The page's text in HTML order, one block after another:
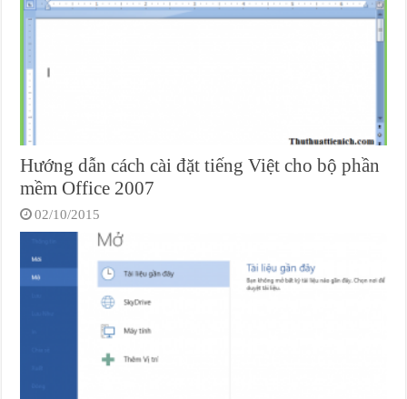
Hướng dẫn cách cài đặt tiếng Việt cho bộ phần
mềm Office 2007
02/10/2015